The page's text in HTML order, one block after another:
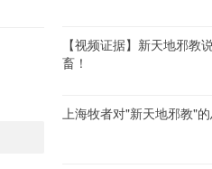
【视频证据】新天地邪教
畜！
上海牧者对"新天地邪教"